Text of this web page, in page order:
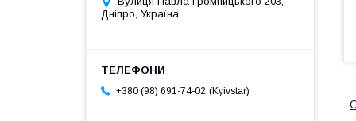
Дніпро, Україна
+380 (98) 691-74-02 Kyivstar